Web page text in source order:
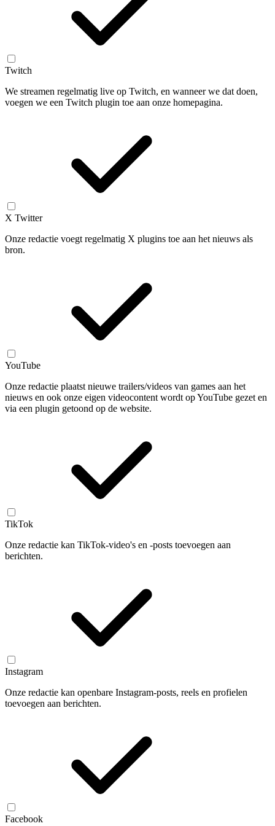
Twitch
We streamen regelmatig live op Twitch, en wanneer we dat doen,
voegen we een Twitch plugin toe aan onze homepagina.
X Twitter
Onze redactie voegt regelmatig X plugins toe aan het nieuws als
bron.
YouTube
Onze redactie plaatst nieuwe trailers/videos van games aan het
nieuws en ook onze eigen videocontent wordt op YouTube gezet en
via een plugin getoond op de website.
TikTok
Onze redactie kan TikTok-video's en -posts toevoegen aan
berichten.
Instagram
Onze redactie kan openbare Instagram-posts, reels en profielen
toevoegen aan berichten.
Facebook